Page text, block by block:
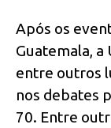
Após os
Guatemala, a
entre outros
nos debates
70. Entre